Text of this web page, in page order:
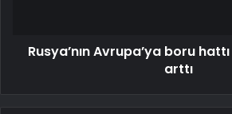
Rusya’nın Avrupa’ya boru
arttı